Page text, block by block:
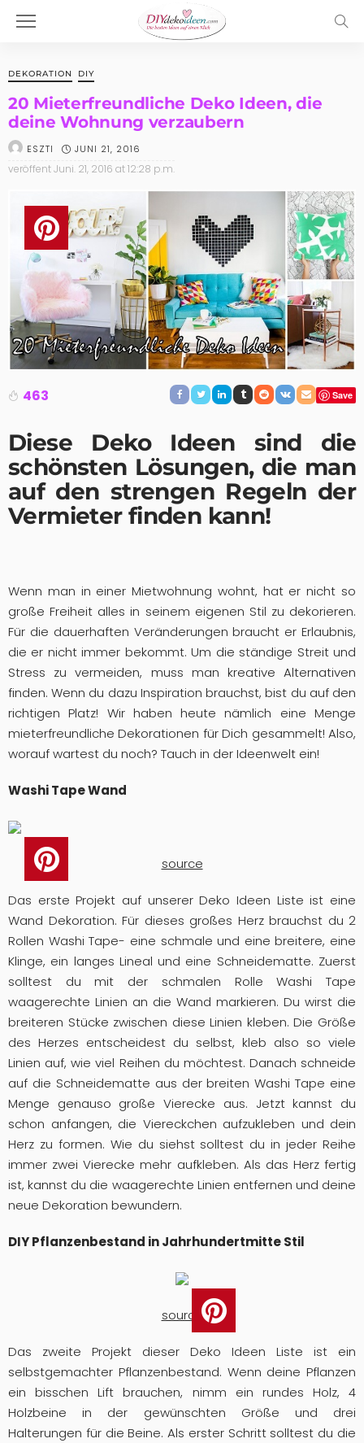
DEKORATION DIY
20 Mieterfreundliche Deko Ideen, die
deine Wohnung verzaubern
ESZTI JUNI 21, 2016
veröffentJuni. 21, 2016 at 12:28 p.m.
463 Save
Diese Deko Ideen sind die
schönsten Lösungen, die man
auf den strengen Regeln der
Vermieter finden kann!
Wenn man in einer Mietwohnung wohnt, hat er nicht so
große Freiheit alles in seinem eigenen Stil zu dekorieren.
Für die dauerhaften Veränderungen braucht er Erlaubnis,
die er nicht immer bekommt. Um die ständige Streit und
Stress zu vermeiden, muss man kreative Alternativen
finden. Wenn du dazu Inspiration brauchst, bist du auf den
richtigen Platz! Wir haben heute nämlich eine Menge
mieterfreundliche Dekorationen für Dich gesammelt! Also,
worauf wartest du noch? Tauch in der Ideenwelt ein!
Washi Tape Wand
source
Das erste Projekt auf unserer Deko Ideen Liste ist eine
Wand Dekoration. Für dieses großes Herz brauchst du 2
Rollen Washi Tape- eine schmale und eine breitere, eine
Klinge, ein langes Lineal und eine Schneidematte. Zuerst
solltest du mit der schmalen Rolle Washi Tape
waagerechte Linien an die Wand markieren. Du wirst die
breiteren Stücke zwischen diese Linien kleben. Die Größe
des Herzes entscheidest du selbst, kleb also so viele
Linien auf, wie viel Reihen du möchtest. Danach schneide
auf die Schneidematte aus der breiten Washi Tape eine
Menge genauso große Vierecke aus. Jetzt kannst du
schon anfangen, die Viereckchen aufzukleben und dein
Herz zu formen. Wie du siehst solltest du in jeder Reihe
immer zwei Vierecke mehr aufkleben. Als das Herz fertig
ist, kannst du die waagerechte Linien entfernen und deine
neue Dekoration bewundern.
DIY Pflanzenbestand in Jahrhundertmitte Stil
source
Das zweite Projekt dieser Deko Ideen Liste ist ein
selbstgemachter Pflanzenbestand. Wenn deine Pflanzen
ein bisschen Lift brauchen, nimm ein rundes Holz, 4
Holzbeine in der gewünschten Größe und drei
Halterungen für die Beine. Als erster Schritt solltest du die